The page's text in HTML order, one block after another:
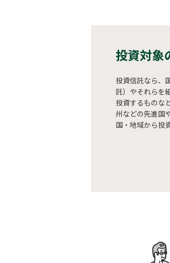
投資対象
投資信託なら、
託）やそれらを
投資するものな
州などの先進国
国・地域から投